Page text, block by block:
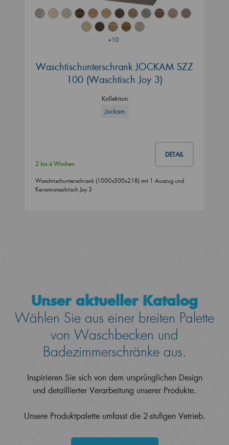
+10
Waschtischunterschrank JOCKAM SZZ
100 (Waschtisch Joy 3)
Kollektion
Jockam
DETAIL
2 bis 4 Wochen
Waschtischunterschrank (1000x500x218) mit 1 Auszug und
Keramiwaschtisch Joy 3
Unser aktueller Katalog
Wählen Sie aus einer breiten Palette
von Waschbecken und
Badezimmerschränke aus.
Inspirieren Sie sich von dem ursprünglichen Design
und detaillierter Verarbeitung unserer Produkte.
Unsere Produktpalette umfasst die 2-stufigen Vetrieb.